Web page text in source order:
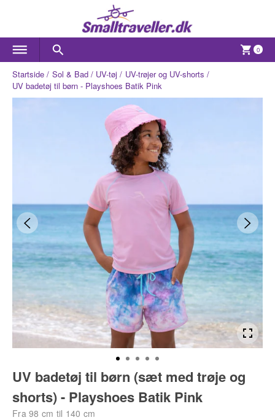
0
Startside Sol & Bad UV-tøj
UV-trøjer og UV-shorts
UV badetøj til børn - Playshoes Batik Pink
UV badetøj til børn (sæt med trøje og
shorts) - Playshoes Batik Pink
Fra 98 cm til 140 cm